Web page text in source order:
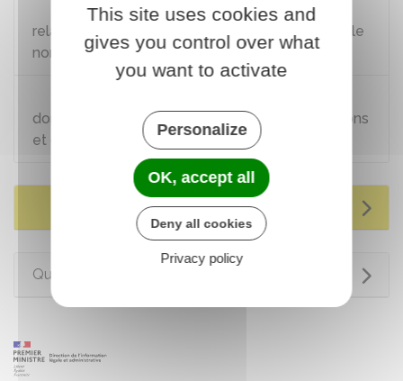
Décret n°2016-1567 du 21 novembre 2016
relatif à la généralisation de la déclaration sociale
nominative
données de la DSN adressées aux administrations
et organismes compétents
Services en ligne et formulaires
Questions ? Réponses !
This site uses cookies and
gives you control over what
you want to activate
Personalize
OK, accept all
Deny all cookies
Privacy policy